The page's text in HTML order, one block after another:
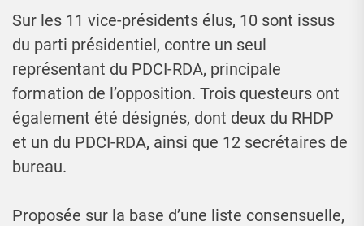
Sur les 11 vice-présidents élus, 10 sont issus
du parti présidentiel, contre un seul
représentant du PDCI-RDA, principale
formation de l’opposition. Trois questeurs ont
également été désignés, dont deux du RHDP
et un du PDCI-RDA, ainsi que 12 secrétaires de
bureau.
Proposée sur la base d’une liste consensuelle,